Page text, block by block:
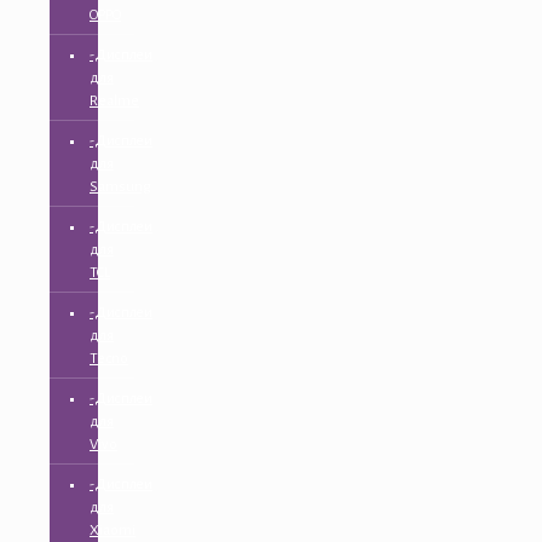
OPPO
-Дисплеи
для
Realme
-Дисплеи
для
Samsung
-Дисплеи
для
TCL
-Дисплеи
для
Tecno
-Дисплеи
для
Vivo
-Дисплеи
для
Xiaomi